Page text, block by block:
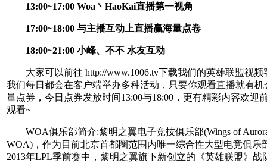
13:00~17:00 Woa丶HaoKai直播第一视角
17:00~18:00 与主播互动上直播赢海量点卷
18:00~21:00 小峰、不不 水友互动
大家可以前往 http://www.1006.tv下载我们的英雄联盟视频
我们每日都会在客户端举办多种活动，只要你观看直播就有机
量点券，今日点券发放时间13:00与18:00，更有精彩内容欢迎
观看~
WOA俱乐部简介:黎明之翼电子竞技俱乐部(Wings of
WOA)，作为目前北京首都圈范围内唯一综合性大型电竞俱乐
2013年LPL季前赛中，黎明之翼旗下新创立的《英雄联盟》战